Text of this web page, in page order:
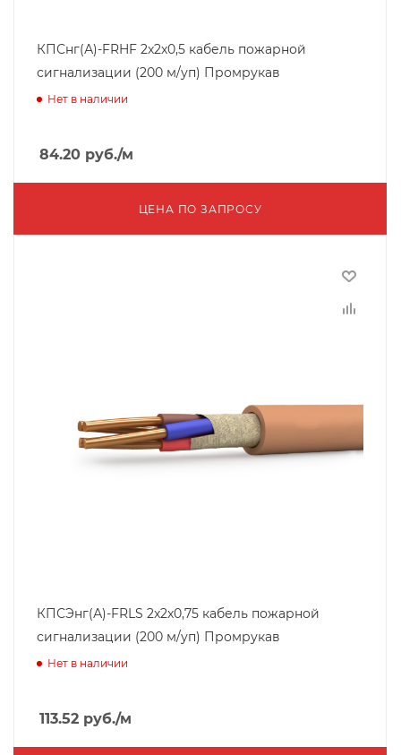
КПСнг(А)-FRHF 2x2x0,5 кабель пожарной
сигнализации (200 м/уп) Промрукав
Нет в наличии
84.20 руб./м
ЦЕНА ПО ЗАПРОСУ
КПСЭнг(А)-FRLS 2x2x0,75 кабель пожарной
сигнализации (200 м/уп) Промрукав
Нет в наличии
113.52 руб./м